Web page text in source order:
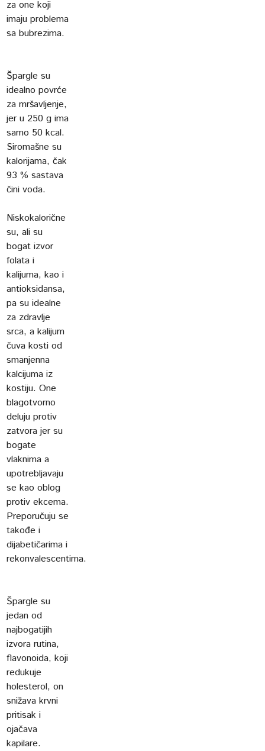
za one koji
imaju problema
sa bubrezima.
Špargle su
idealno povrće
za mršavljenje,
jer u 250 g ima
samo 50 kcal.
Siromašne su
kalorijama, čak
93 % sastava
čini voda.
Niskokalorične
su, ali su
bogat izvor
folata i
kalijuma, kao i
antioksidansa,
pa su idealne
za zdravlje
srca, a kalijum
čuva kosti od
smanjenna
kalcijuma iz
kostiju. One
blagotvorno
deluju protiv
zatvora jer su
bogate
vlaknima a
upotrebljavaju
se kao oblog
protiv ekcema.
Preporučuju se
takođe i
dijabetičarima i
rekonvalescentima.
Špargle su
jedan od
najbogatijih
izvora rutina,
flavonoida, koji
redukuje
holesterol, on
snižava krvni
pritisak i
ojačava
kapilare.